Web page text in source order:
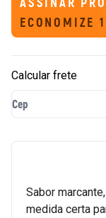
ECONOMIZE
Calcular frete
Sabor
medida certa